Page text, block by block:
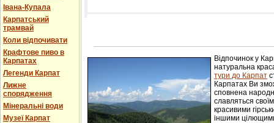
Івана-Купала
Карпатський
трамвай
Коли відпочивати
Крафтове пиво в
Карпатах
Легенди Карпат
Лижне
спорядження
Мінеральні води
Музеї Карпат
Лічільник відвідувачів
Відпочинок у
натуральна
тури до Карпат
Карпатах Ви
сповнена
славляться
красивими
іншими